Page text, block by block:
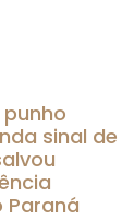
sinal de
Paraná